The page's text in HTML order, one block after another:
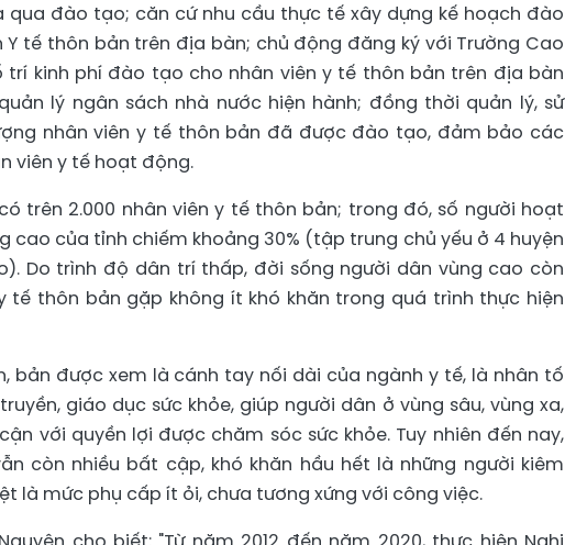
qua đào tạo; căn cứ nhu cầu thực tế xây dựng kế hoạch đào
tế thôn bản trên địa bàn; chủ động đăng ký với Trường Cao
trí kinh phí đào tạo cho nhân viên y tế thôn bản trên địa bàn
lý ngân sách nhà nước hiện hành; đồng thời quản lý, sử
nhân viên y tế thôn bản đã được đào tạo, đảm bảo các
viên y tế hoạt động.
trên 2.000 nhân viên y tế thôn bản; trong đó, số người hoạt
cao của tỉnh chiếm khoảng 30% (tập trung chủ yếu ở 4 huyện
Do trình độ dân trí thấp, đời sống người dân vùng cao còn
tế thôn bản gặp không ít khó khăn trong quá trình thực hiện
bản được xem là cánh tay nối dài của ngành y tế, là nhân tố
giáo dục sức khỏe, giúp người dân ở vùng sâu, vùng xa,
với quyền lợi được chăm sóc sức khỏe. Tuy nhiên đến nay,
còn nhiều bất cập, khó khăn hầu hết là những người kiêm
là mức phụ cấp ít ỏi, chưa tương xứng với công việc.